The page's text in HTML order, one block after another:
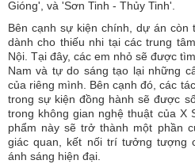
Gióng', và 'Sơn Tinh - Thủy Tinh'.
Bên cạnh sự kiện chính, dự án còn
dành cho thiếu nhi tại các trung
Nội. Tại đây, các em nhỏ sẽ được
Nam và tự do sáng tạo lại những
của riêng mình. Bên cạnh đó, các
trong sự kiện đồng hành sẽ được
trong không gian nghệ thuật của X
phẩm này sẽ trở thành một phần
giác quan, kết nối trí tưởng tượng
ánh sáng hiện đại.